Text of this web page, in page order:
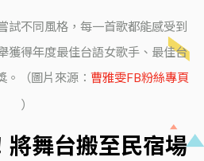
試不同風格，每一首歌都能感受到
獲得年度最佳台語女歌手、最佳台
（圖片來源： 曹雅雯FB粉絲專頁
）
將舞台搬至民宿場